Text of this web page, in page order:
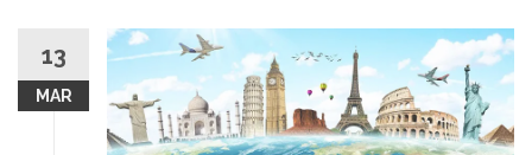
13
MAR